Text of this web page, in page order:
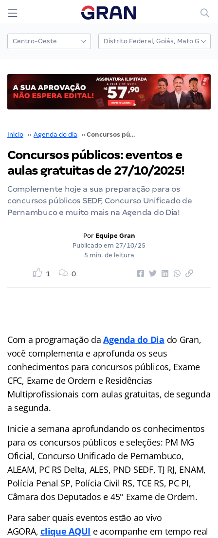
Início ›› Agenda do dia ›› Concursos públicos: eventos e aulas gratuitas de 27/10/2025!
Concursos públicos: eventos e
aulas gratuitas de 27/10/2025!
Complemente hoje a sua preparação para os
concursos públicos SEDF, Concurso Unificado de
Pernambuco e muito mais na Agenda do Dia!
Por Equipe Gran
Publicado em 27/10/25
5 min. de leitura
1 0
Com a programação daAgenda do Dia do Gran,
você complementa e aprofunda os seus
conhecimentos para concursos públicos, Exame
CFC, Exame de Ordem e Residências
Multiprofissionais com aulas gratuitas, de segunda
a segunda.
Inicie a semana aprofundando os conhecimentos
para os concursos públicos e seleções: PM MG
Oficial, Concurso Unificado de Pernambuco,
ALEAM, PC RS Delta, ALES, PND SEDF, TJ RJ, ENAM,
Polícia Penal SP, Polícia Civil RS, TCE RS, PC PI,
Câmara dos Deputados e 45° Exame de Ordem.
Para saber quais eventos estão ao vivo
AGORA,clique AQUI e acompanhe em tempo real